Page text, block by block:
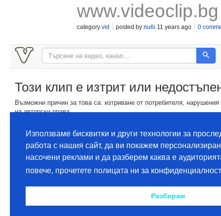
www.videoclip.bg
category vid posted by nu6i 11 years ago 0